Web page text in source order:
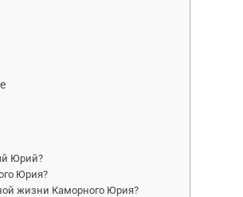
Юрий?
Юрия?
жизни Каморного Юрия?